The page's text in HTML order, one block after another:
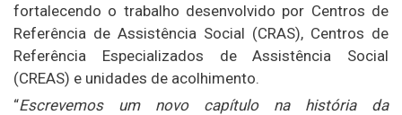
fortalecendo o trabalho desenvolvido por Centros de
Referência de Assistência Social (CRAS), Centros de
Referência Especializados de Assistência Social
(CREAS) e unidades de acolhimento.
“Escrevemos um novo capítulo na história da